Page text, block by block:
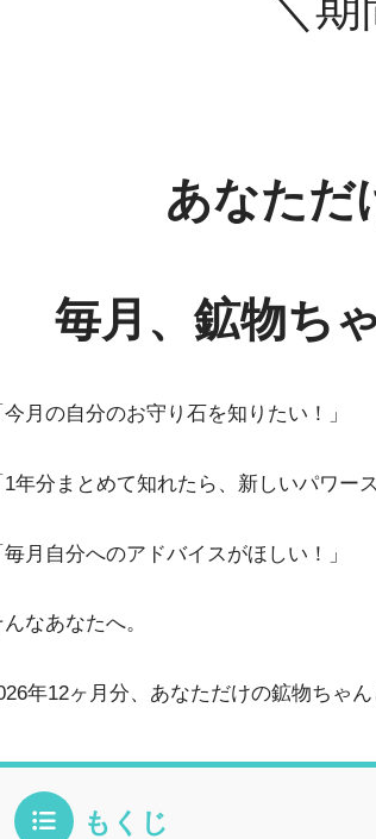
あなただ
毎月、鉱物ち
今月の自分のお守り石を知りたい！」
1年分まとめて知れたら、新しいパワー
毎月自分へのアドバイスがほしい！」
んなあなたへ。
年12ヶ月分、あなただけの鉱物ちゃ
もくじ